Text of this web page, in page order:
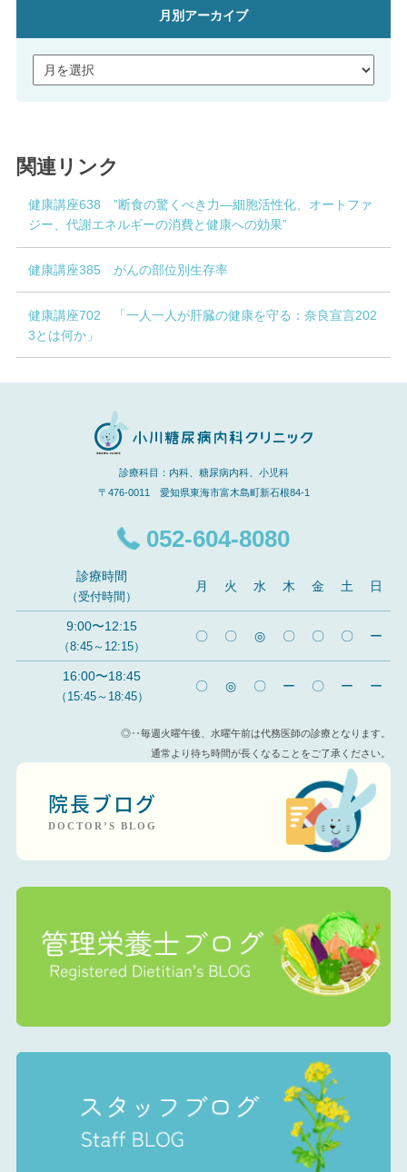
月別アーカイブ
関連リンク
健康講座638 ”断食の驚くべき力―細胞活性化、オートファ
ジー、代謝エネルギーの消費と健康への効果”
健康講座385 がんの部位別生存率
健康講座702 「一人一人が肝臓の健康を守る：奈良宣言202
3とは何か」
診療科目：内科、糖尿病内科、小児科
〒476-0011 愛知県東海市富木島町新石根84-1
052-604-8080
診療時間
（受付時間）
月 火 水 木 金 土 日
9:00〜12:15
（8:45～12:15）
〇 〇 ◎ 〇 〇 〇 ー
16:00〜18:45
（15:45～18:45）
〇 ◎ 〇 ー 〇 ー ー
◎‥毎週火曜午後、水曜午前は代務医師の診療となります。
通常より待ち時間が長くなることをご了承ください。
院長ブログ
DOCTOR’S BLOG